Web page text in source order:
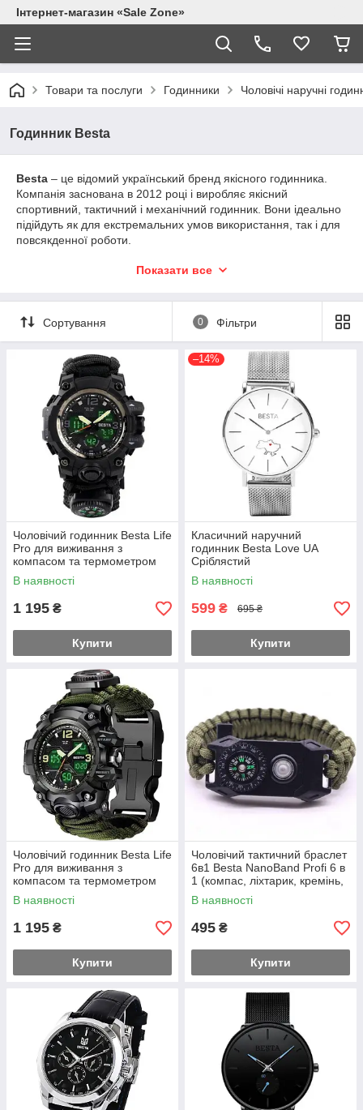
Інтернет-магазин «Sale Zone»
Товари та послуги Годинники Чоловічі наручні
Годинник Besta
Besta – це відомий український бренд якісного годинника.
Компанія заснована в 2012 році і виробляє якісний
спортивний, тактичний і механічний годинник. Вони ідеально
підійдуть як для екстремальних умов використання, так і для
повсякденної роботи.
висловлює Вашу підтримку національних традицій та
патріотичне ставлення.
Тактичні моделі розроблені в Україні спеціально для
військових. У годиннику є: компас, термометр, парокордовий
ремінець, кремінь, свисток, підсвічування. Також на
циферблаті позаду напис ГЕРОЯМ СЛАВА! Моделі
розроблені молодим українським брендом Besta спеціально
для використання у важких умовах та не боїться попадання
води та морозів.
Показати все
Сортування 0 Фільтри
Чоловічий годинник Besta Life
Pro для виживання з
компасом та термометром
(Чорний)
В наявності
1 195 ₴
Купити
–14%
Класичний наручний
годинник Besta Love UA
Сріблястий
В наявності
599 ₴ 695 ₴
Купити
Чоловічий годинник Besta Life
Pro для виживання з
компасом та термометром
(Зелений з чорним)
В наявності
1 195 ₴
Купити
Чоловічий тактичний браслет
6в1 Besta NanoBand Profi 6 в
1 (компас, ліхтарик, кремінь,
свисток, різак, ремінець)
В наявності
495 ₴
Купити